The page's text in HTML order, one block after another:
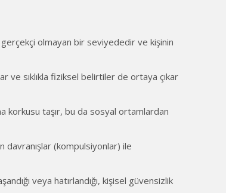
gerçekçi olmayan bir seviyededir ve kişinin
ve sıklıkla fiziksel belirtiler de ortaya çıkar
korkusu taşır, bu da sosyal ortamlardan
(kompulsiyonlar) ile
veya hatırlandığı, kişisel güvensizlik